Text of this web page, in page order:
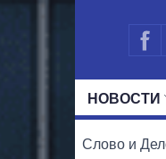
НОВОСТИ
Слово и